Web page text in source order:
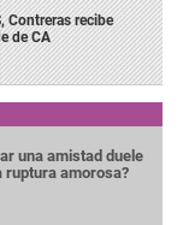
Contreras recibe
de CA
una amistad duele
ruptura amorosa?